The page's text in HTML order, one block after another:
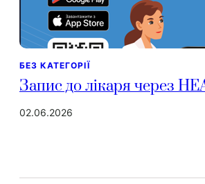
БЕЗ КАТЕГОРІЇ
Запис до лікаря через
02.06.2026